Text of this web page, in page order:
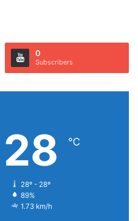
0
Subscribers
28 ℃
28º - 28º
89%
1.73 km/h